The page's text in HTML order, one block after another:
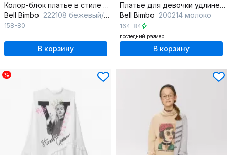
Колор-блок платье в стиле на каждый день из трикотажа и хлопка
Bell Bimbo 222108 бежевый/серый меланж
158-80
В корзину
Платье для девочки удлиненное с рюшей из сетки
Bell Bimbo 200214 молоко
164-84
последний размер
В корзину
%